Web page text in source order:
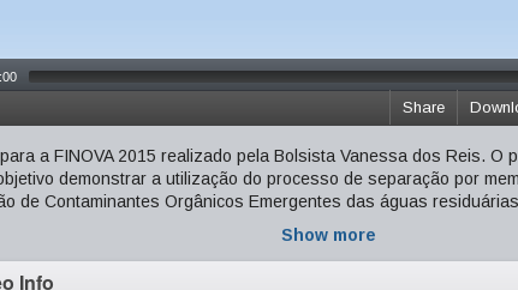
Share
a FINOVA 2015 realizado pela Bolsista Vanessa dos Reis. O
demonstrar a utilização do processo de separação por
de Contaminantes Orgânicos Emergentes das águas
Show more
Info